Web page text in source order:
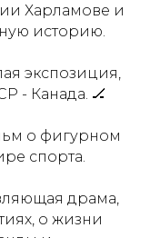
Харламове и
историю.
экспозиция,
- Канада. 🏒
о фигурном
спорта.
драма,
о жизни